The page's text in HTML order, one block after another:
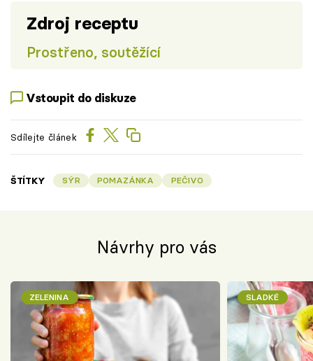
Zdroj receptu
Prostřeno, soutěžící
Vstoupit do diskuze
Sdílejte článek
ŠTÍTKY SÝR POMAZÁNKA PEČIVO
Návrhy pro vás
ZELENINA SLADKÉ